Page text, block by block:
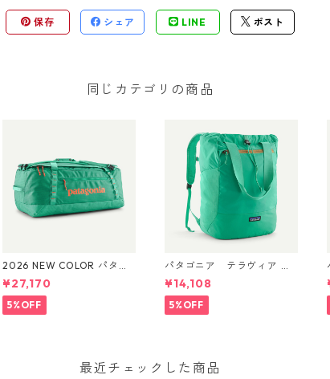
保存 シェア LINE ポスト
同じカテゴリの商品
2026 NEW COLOR パタゴ
ニア ブラックホール・ダ
ッフル 70L (カラー Aqua
Stone) Patagonia Black H
ole® Duffel 70L 日本正規
¥27,170
5%OFF
パタゴニア テラヴィア ト
ート パック 24L Aqua Ston
e 48814 Patagonia Terravi
a Tote Pack 24L 日本正規
品
¥14,108
5%OFF
最近チェックした商品